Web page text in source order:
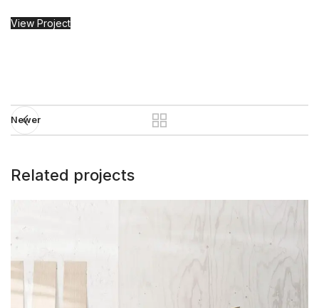
View Project
Newer
Related projects